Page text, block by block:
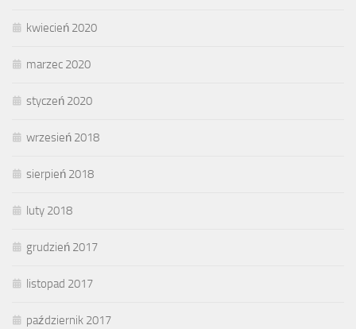
kwiecień 2020
marzec 2020
styczeń 2020
wrzesień 2018
sierpień 2018
luty 2018
grudzień 2017
listopad 2017
październik 2017